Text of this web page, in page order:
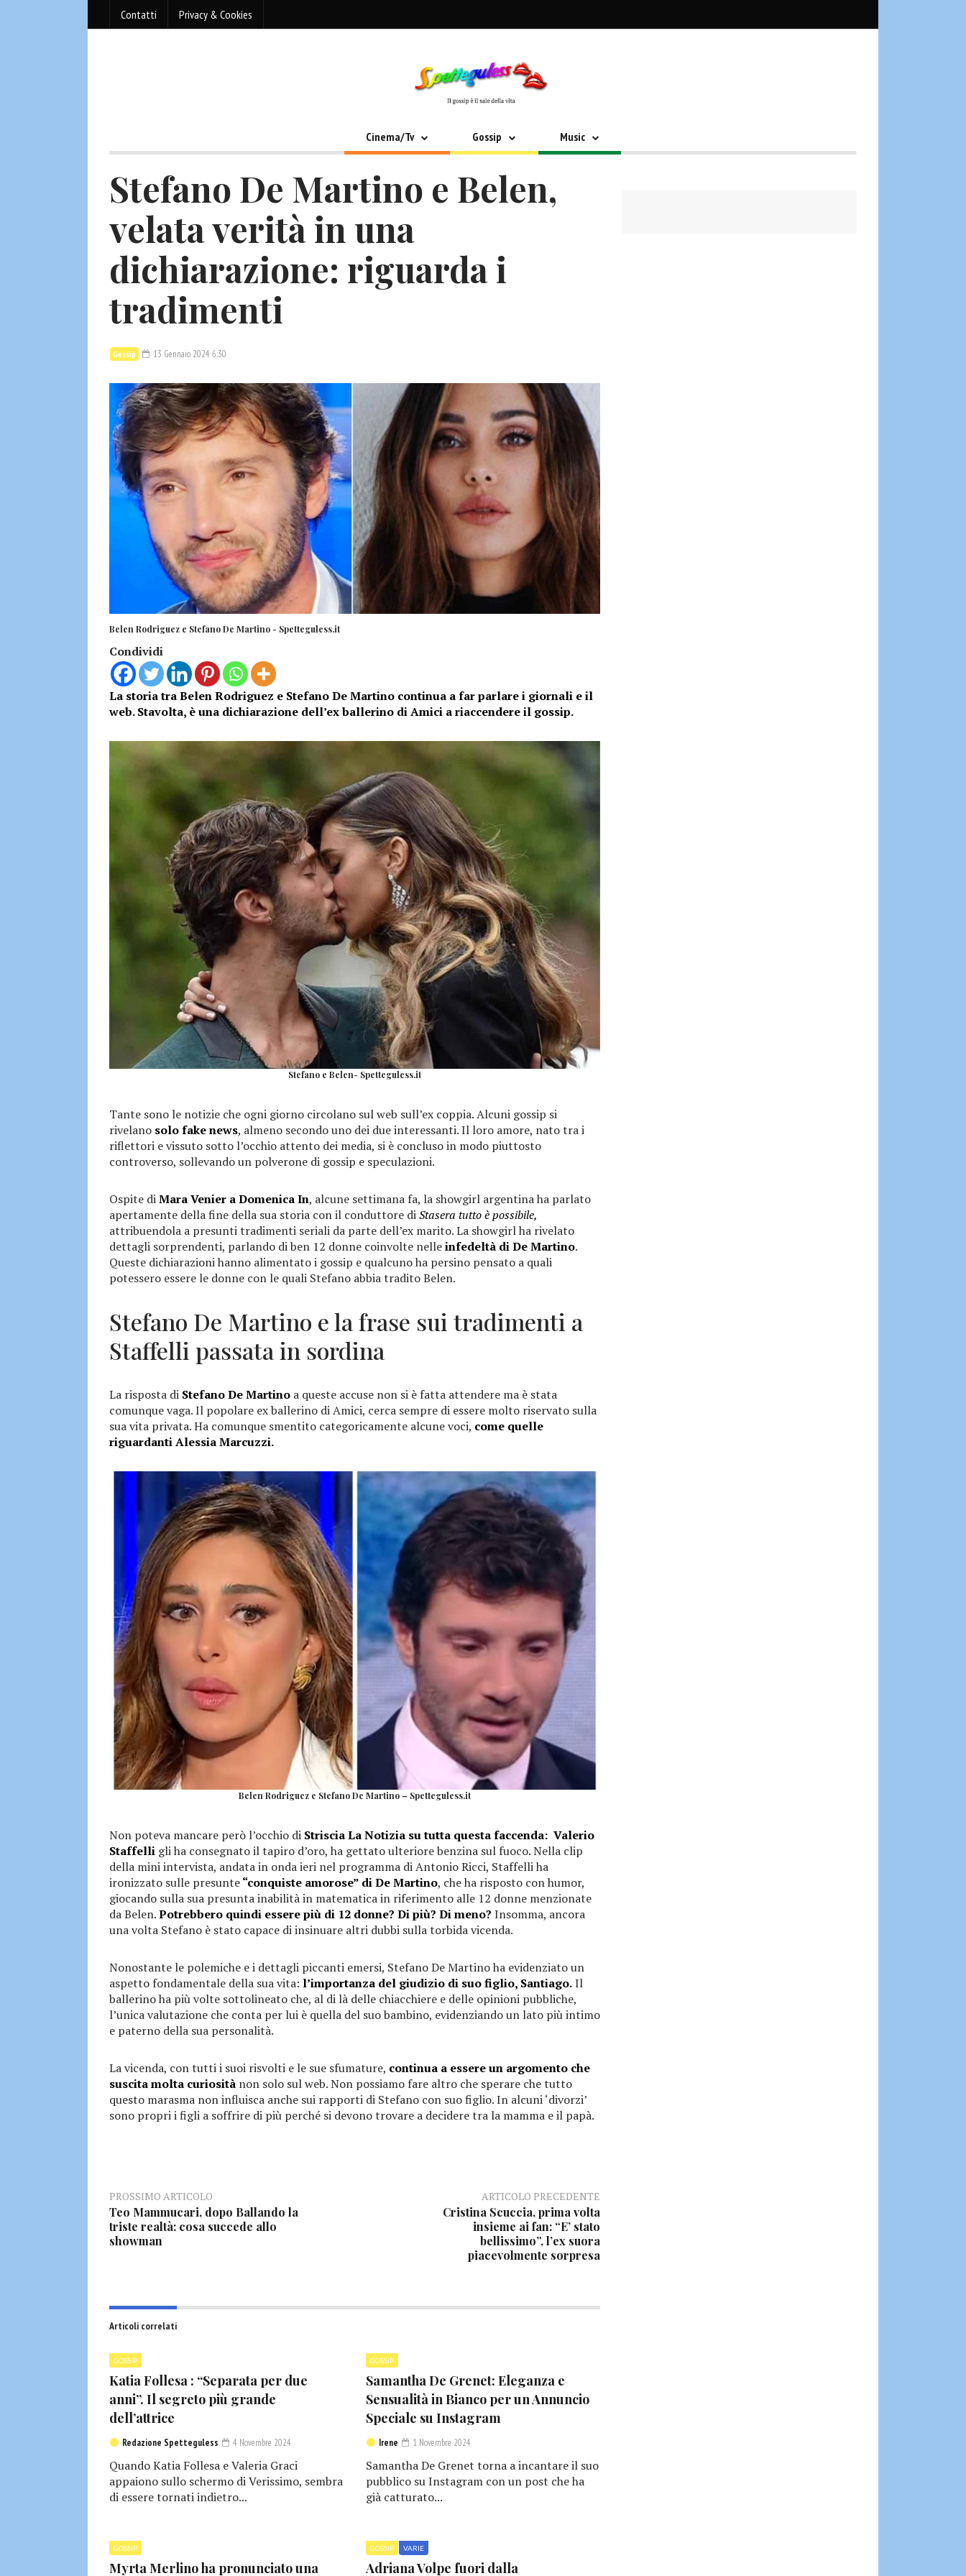
Contatti Privacy & Cookies
Cinema/Tv Gossip Music
Stefano De Martino e Belen,
velata verità in una
dichiarazione: riguarda i
tradimenti
Gossip 13 Gennaio 2024 6:30
Belen Rodriguez e Stefano De Martino - Spetteguless.it
Condividi
La storia tra Belen Rodriguez e Stefano De Martino continua a far parlare i giornali e il
web. Stavolta, è una dichiarazione dell’ex ballerino di Amici a riaccendere il gossip.
Stefano e Belen- Spetteguless.it
Tante sono le notizie che ogni giorno circolano sul web sull’ex coppia. Alcuni gossip si
rivelano solo fake news, almeno secondo uno dei due interessanti. Il loro amore, nato tra i
riflettori e vissuto sotto l’occhio attento dei media, si è concluso in modo piuttosto
controverso, sollevando un polverone di gossip e speculazioni.
Ospite diMara Venier a Domenica In, alcune settimana fa, la showgirl argentina ha parlato
apertamente della fine della sua storia con il conduttore diStasera tutto è possibile,
attribuendola a presunti tradimenti seriali da parte dell’ex marito. La showgirl ha rivelato
dettagli sorprendenti, parlando di ben 12 donne coinvolte nelleinfedeltà di De Martino.
Queste dichiarazioni hanno alimentato i gossip e qualcuno ha persino pensato a quali
potessero essere le donne con le quali Stefano abbia tradito Belen.
Stefano De Martino e la frase sui tradimenti a
Staffelli passata in sordina
La risposta di Stefano De Martino a queste accuse non si è fatta attendere ma è stata
comunque vaga. Il popolare ex ballerino di Amici, cerca sempre di essere molto riservato sulla
sua vita privata. Ha comunque smentito categoricamente alcune voci, come quelle
riguardanti Alessia Marcuzzi.
Belen Rodriguez e Stefano De Martino – Spetteguless.it
Non poteva mancare però l’occhio di Striscia La Notizia su tutta questa faccenda: Valerio
Staffelli gli ha consegnato il tapiro d’oro, ha gettato ulteriore benzina sul fuoco. Nella clip
della mini intervista, andata in onda ieri nel programma di Antonio Ricci, Staffelli ha
ironizzato sulle presunte“conquiste amorose” di De Martino, che ha risposto con humor,
giocando sulla sua presunta inabilità in matematica in riferimento alle 12 donne menzionate
da Belen.Potrebbero quindi essere più di 12 donne? Di più? Di meno? Insomma, ancora
una volta Stefano è stato capace di insinuare altri dubbi sulla torbida vicenda.
Nonostante le polemiche e i dettagli piccanti emersi, Stefano De Martino ha evidenziato un
aspetto fondamentale della sua vita: l’importanza del giudizio di suo figlio, Santiago.Il
ballerino ha più volte sottolineato che, al di là delle chiacchiere e delle opinioni pubbliche,
l’unica valutazione che conta per lui è quella del suo bambino, evidenziando un lato più intimo
e paterno della sua personalità.
La vicenda, con tutti i suoi risvolti e le sue sfumature, continua a essere un argomento che
suscita molta curiosità non solo sul web. Non possiamo fare altro che sperare che tutto
questo marasma non influisca anche sui rapporti di Stefano con suo figlio. In alcuni ‘divorzi’
sono propri i figli a soffrire di più perché si devono trovare a decidere tra la mamma e il papà.
PROSSIMO ARTICOLO
Teo Mammucari, dopo Ballando la
triste realtà: cosa succede allo
showman
ARTICOLO PRECEDENTE
Cristina Scuccia, prima volta
insieme ai fan: “E’ stato
bellissimo”, l’ex suora
piacevolmente sorpresa
Articoli correlati
GOSSIP
Katia Follesa : “Separata per due
anni”. Il segreto più grande
dell’attrice
Redazione Spetteguless 4 Novembre 2024
Quando Katia Follesa e Valeria Graci
appaiono sullo schermo di Verissimo, sembra
di essere tornati indietro...
GOSSIP
Samantha De Grenet: Eleganza e
Sensualità in Bianco per un Annuncio
Speciale su Instagram
Irene 1 Novembre 2024
Samantha De Grenet torna a incantare il suo
pubblico su Instagram con un post che ha
già catturato...
GOSSIP
Myrta Merlino ha pronunciato una
GOSSIP VARIE
Adriana Volpe fuori dalla